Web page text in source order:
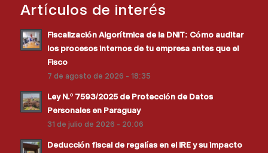
Artículos de interés
Fiscalización Algorítmica de la DNIT: Cómo auditar
los procesos internos de tu empresa antes que el
Fisco
7 de agosto de 2026 - 18:35
Ley N.º 7593/2025 de Protección de Datos
Personales en Paraguay
31 de julio de 2026 - 20:06
Deducción fiscal de regalías en el IRE y su impacto